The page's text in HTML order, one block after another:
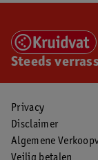
Steeds
Privacy
Disclaimer
Algemene